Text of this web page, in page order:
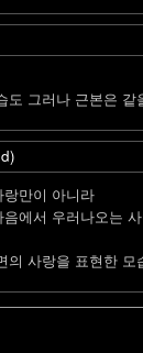
도 그러나 근본은
만이 아니라
에서 우러나오는
의 사랑을 표현한 모